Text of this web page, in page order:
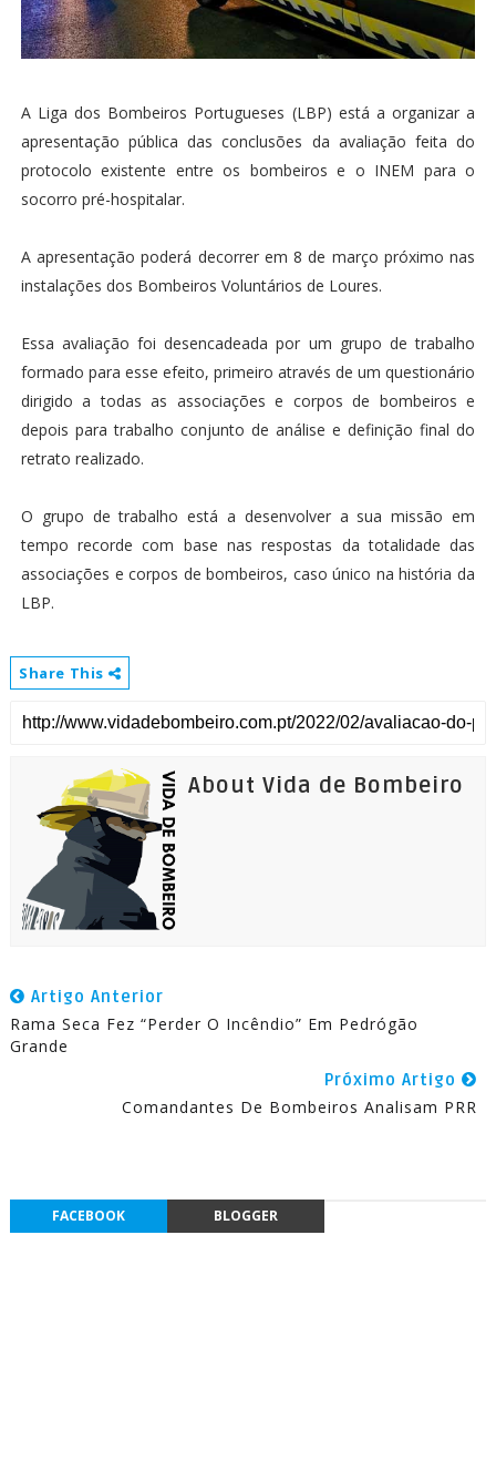
A Liga dos Bombeiros Portugueses (LBP) está a organizar a
apresentação pública das conclusões da avaliação feita do
protocolo existente entre os bombeiros e o INEM para o
socorro pré-hospitalar.
A apresentação poderá decorrer em 8 de março próximo nas
instalações dos Bombeiros Voluntários de Loures.
Essa avaliação foi desencadeada por um grupo de trabalho
formado para esse efeito, primeiro através de um questionário
dirigido a todas as associações e corpos de bombeiros e
depois para trabalho conjunto de análise e definição final do
retrato realizado.
O grupo de trabalho está a desenvolver a sua missão em
tempo recorde com base nas respostas da totalidade das
associações e corpos de bombeiros, caso único na história da
LBP.
Share This
About Vida de Bombeiro
Artigo Anterior
Rama Seca Fez “Perder O Incêndio” Em Pedrógão
Grande
Próximo Artigo
Comandantes De Bombeiros Analisam PRR
FACEBOOK BLOGGER